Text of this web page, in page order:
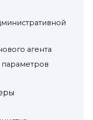
агента